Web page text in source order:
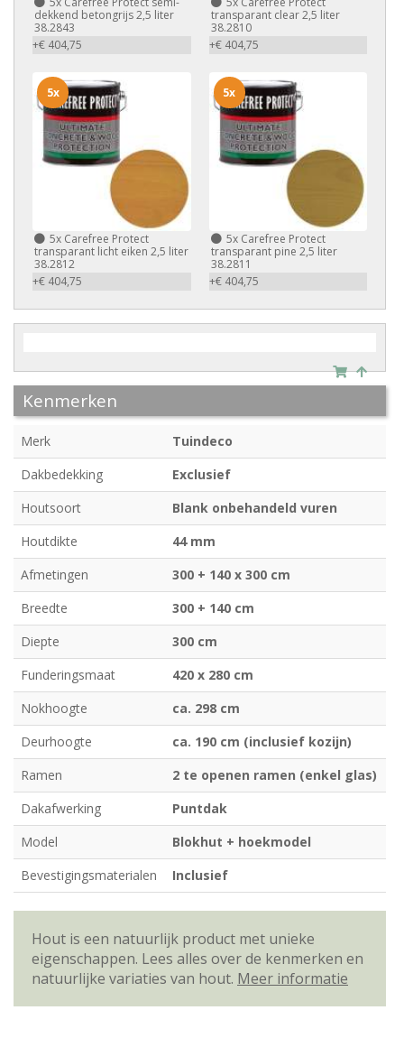
dekkend betongrijs 2,5 liter
38.2843
+€ 404,75
transparant clear 2,5 liter
38.2810
+€ 404,75
5x Carefree Protect
transparant licht eiken 2,5 liter
38.2812
+€ 404,75
5x
5xCarefree Protect
transparant pine 2,5 liter
38.2811
+€ 404,75
5x
Kenmerken
Merk
Tuindeco
Dakbedekking
Exclusief
Houtsoort
Blank onbehandeld vuren
Houtdikte
44 mm
Afmetingen
300 + 140 x 300 cm
Breedte
300 + 140 cm
Diepte
300 cm
Funderingsmaat
420 x 280 cm
Nokhoogte
ca. 298 cm
Deurhoogte
ca. 190 cm (inclusief kozijn)
Ramen
2 te openen ramen (enkel glas)
Dakafwerking
Puntdak
Model
Blokhut + hoekmodel
Bevestigingsmaterialen
Inclusief
Hout is een natuurlijk product met unieke
eigenschappen. Lees alles over de kenmerken en
natuurlijke variaties van hout. Meer informatie